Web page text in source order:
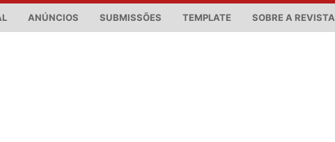
ANÚNCIOS SUBMISSÕES TEMPLATE SOBRE A REVISTA